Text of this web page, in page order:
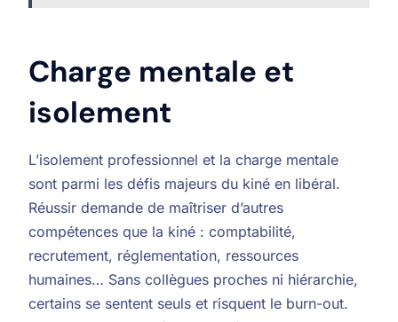
Charge mentale et
isolement
L’isolement professionnel et la charge mentale
sont parmi les défis majeurs du kiné en libéral.
Réussir demande de maîtriser d’autres
compétences que la kiné : comptabilité,
recrutement, réglementation, ressources
humaines… Sans collègues proches ni hiérarchie,
certains se sentent seuls et risquent le burn-out.